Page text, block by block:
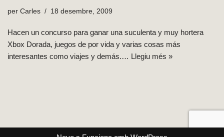
per Carles 18 desembre, 2009
Hacen un concurso para ganar una suculenta y muy hortera
Xbox Dorada, juegos de por vida y varias cosas más
interesantes como viajes y demás.… Llegiu més »